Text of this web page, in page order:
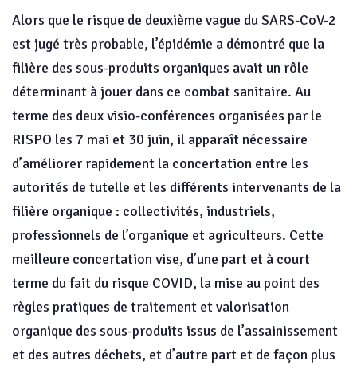
Alors que le risque de deuxième vague du SARS-CoV-2
est jugé très probable, l’épidémie a démontré que la
filière des sous-produits organiques avait un rôle
déterminant à jouer dans ce combat sanitaire. Au
terme des deux visio-conférences organisées par le
RISPO les 7 mai et 30 juin, il apparaît nécessaire
d’améliorer rapidement la concertation entre les
autorités de tutelle et les différents intervenants de la
filière organique : collectivités, industriels,
professionnels de l’organique et agriculteurs. Cette
meilleure concertation vise, d’une part et à court
terme du fait du risque COVID, la mise au point des
règles pratiques de traitement et valorisation
organique des sous-produits issus de l’assainissement
et des autres déchets, et d’autre part et de façon plus